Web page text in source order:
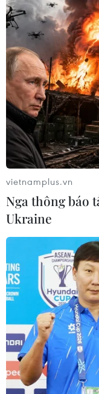
ADB hỗ trợ
chất lượng
10/12/2018 12:41
trợ những nỗ lực
nhằm cải thiện
vietnamplus.vn
Nga thông báo
Ukraine